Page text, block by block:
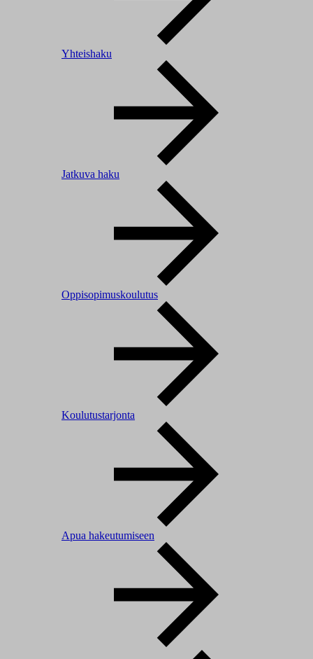
Yhteishaku
Jatkuva haku
Oppisopimuskoulutus
Koulutustarjonta
Apua hakeutumiseen